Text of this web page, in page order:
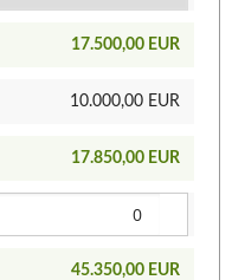
17.500,00 EUR
10.000,00 EUR
17.850,00 EUR
45.350,00 EUR